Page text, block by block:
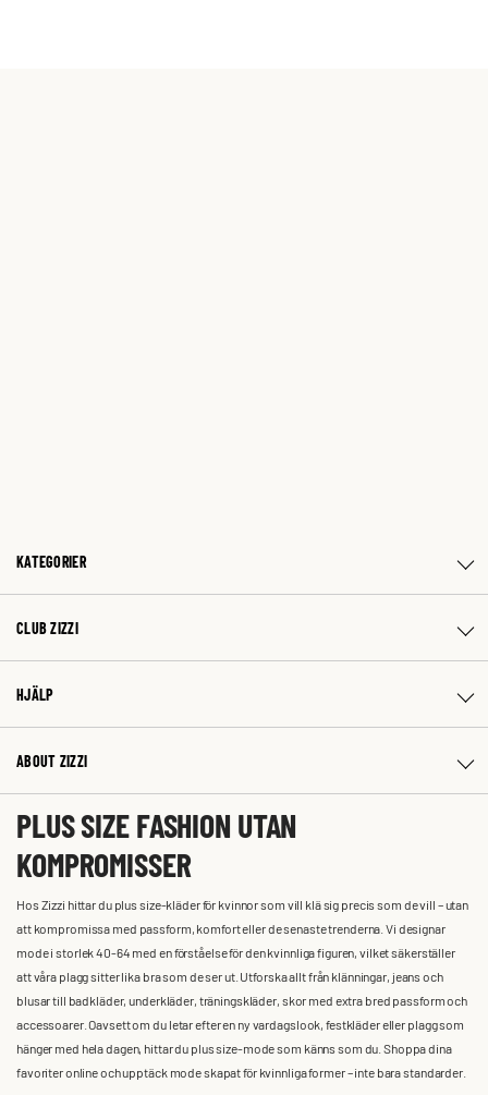
KATEGORIER
CLUB ZIZZI
HJÄLP
ABOUT ZIZZI
PLUS SIZE FASHION UTAN
KOMPROMISSER
Hos Zizzi hittar du plus size-kläder för kvinnor som vill klä sig precis som de vill – utan
att kompromissa med passform, komfort eller de senaste trenderna. Vi designar
mode i storlek 40-64 med en förståelse för den kvinnliga figuren, vilket säkerställer
att våra plagg sitter lika bra som de ser ut. Utforska allt från klänningar, jeans och
blusar till badkläder, underkläder, träningskläder, skor med extra bred passform och
accessoarer. Oavsett om du letar efter en ny vardagslook, festkläder eller plagg som
hänger med hela dagen, hittar du plus size-mode som känns som du. Shoppa dina
favoriter online och upptäck mode skapat för kvinnliga former – inte bara standarder.